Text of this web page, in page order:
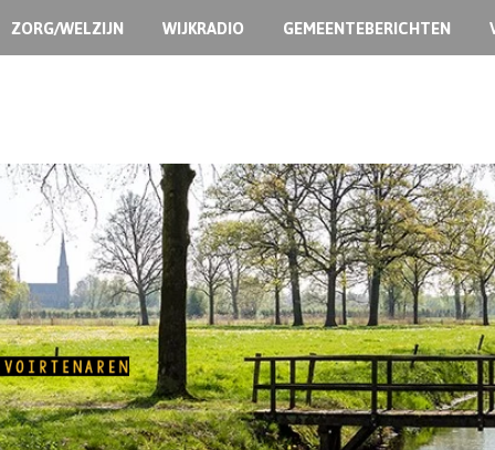
ZORG/WELZIJN WIJKRADIO GEMEENTEBERICHTEN